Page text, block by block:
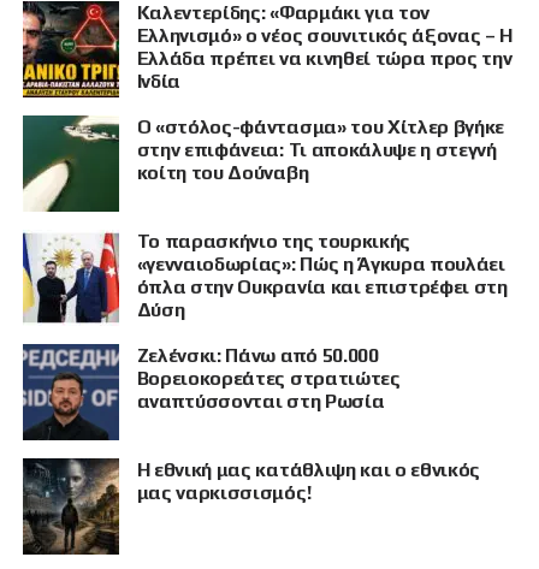
Καλεντερίδης: «Φαρμάκι για τον
Ελληνισμό» ο νέος σουνιτικός άξονας – Η
Ελλάδα πρέπει να κινηθεί τώρα προς την
Ινδία
Ο «στόλος-φάντασμα» του Χίτλερ βγήκε
στην επιφάνεια: Τι αποκάλυψε η στεγνή
κοίτη του Δούναβη
Το παρασκήνιο της τουρκικής
«γενναιοδωρίας»: Πώς η Άγκυρα πουλάει
όπλα στην Ουκρανία και επιστρέφει στη
Δύση
Ζελένσκι: Πάνω από 50.000
Βορειοκορεάτες στρατιώτες
αναπτύσσονται στη Ρωσία
Η εθνική μας κατάθλιψη και ο εθνικός
μας ναρκισσισμός!